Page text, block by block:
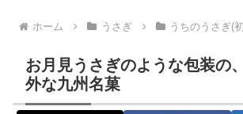
ホーム うさぎ うちのうさぎ(
お月見うさぎのような包装の
外な九州名菓